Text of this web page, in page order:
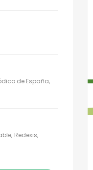
de España
Redexis